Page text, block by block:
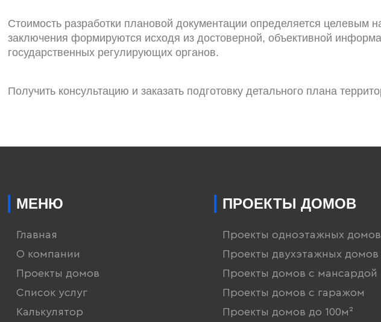
Стоимость разработки плановой документации определяется
заключения формируются исходя из достоверной, объективной
государственных регулирующих органов.
Получить консультацию и заказать подготовку детального плана
МЕНЮ
Главная
О компании
Проекты домов
Список услуг
Калькулятор
ПРОЕКТЫ ДОМОВ
Проекты одноэтажных домов
Проекты двухэтажных домов
Проекты домов с мансардой
Проекты домов с гаражом
Проекты домов до 100м²